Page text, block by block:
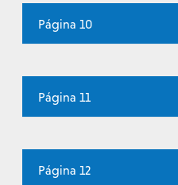
Página 10
Página 11
Página 12